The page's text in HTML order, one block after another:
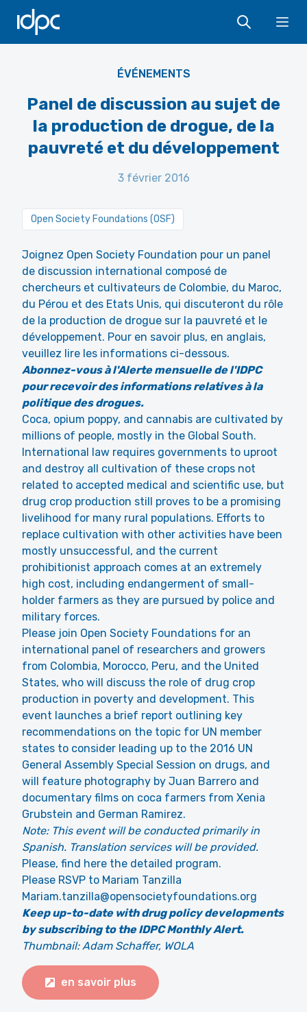
IDPC
ÉVÉNEMENTS
Panel de discussion au sujet de
la production de drogue, de la
pauvreté et du développement
3 février 2016
Open Society Foundations (OSF)
Joignez Open Society Foundation pour un panel
de discussion international composé de
chercheurs et cultivateurs de Colombie, du Maroc,
du Pérou et des Etats Unis, qui discuteront du rôle
de la production de drogue sur la pauvreté et le
développement. Pour en savoir plus, en anglais,
veuillez lire les informations ci-dessous.
Abonnez-vous à l'Alerte mensuelle de l'IDPC
pour recevoir des informations relatives à la
politique des drogues.
Coca, opium poppy, and cannabis are cultivated by
millions of people, mostly in the Global South.
International law requires governments to uproot
and destroy all cultivation of these crops not
related to accepted medical and scientific use, but
drug crop production still proves to be a promising
livelihood for many rural populations. Efforts to
replace cultivation with other activities have been
mostly unsuccessful, and the current
prohibitionist approach comes at an extremely
high cost, including endangerment of small-
holder farmers as they are pursued by police and
military forces.
Please join Open Society Foundations for an
international panel of researchers and growers
from Colombia, Morocco, Peru, and the United
States, who will discuss the role of drug crop
production in poverty and development. This
event launches a brief report outlining key
recommendations on the topic for UN member
states to consider leading up to the 2016 UN
General Assembly Special Session on drugs, and
will feature photography by Juan Barrero and
documentary films on coca farmers from Xenia
Grubstein and German Ramirez.
Note: This event will be conducted primarily in
Spanish. Translation services will be provided.
Please, find here the detailed program.
Please RSVP to Mariam Tanzilla
Mariam.tanzilla@opensocietyfoundations.org
Keep up-to-date with drug policy developments
by subscribing to the IDPC Monthly Alert.
Thumbnail: Adam Schaffer, WOLA
en savoir plus